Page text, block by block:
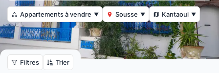
Appartements à vendre ▼ Sousse ▼ Kantaoui ▼
Filtres Trier